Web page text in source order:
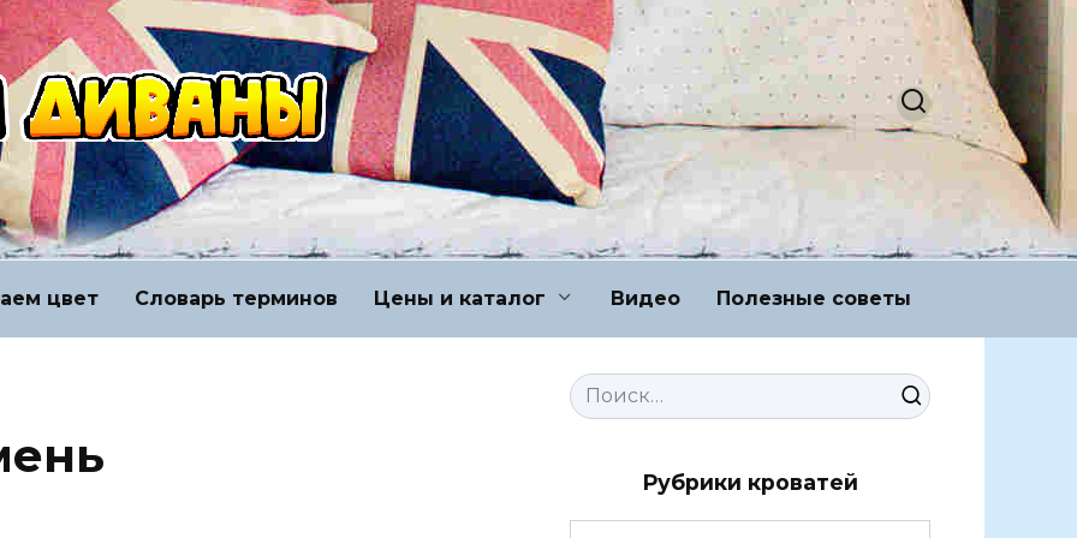
цвет Словарь терминов Цены и каталог Видео Полезные советы
Search
for:
Рубрики кроватей